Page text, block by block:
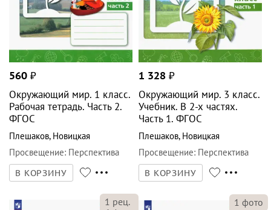
560 ₽
Окружающий мир. 1 класс.
Рабочая тетрадь. Часть 2.
ФГОС
Плешаков, Новицкая
Просвещение: Перспектива
В КОРЗИНУ
1 328 ₽
Окружающий мир. 3 класс.
Учебник. В 2-х частях.
Часть 1. ФГОС
Плешаков, Новицкая
Просвещение: Перспектива
В КОРЗИНУ
1 рец.
1 фото